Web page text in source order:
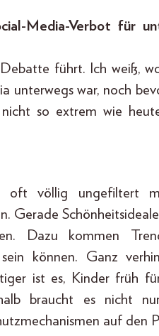
Media-Verbot für
führt. Ich weiß,
unterwegs war, noch
so extrem wie
oft völlig ungefiltert
Gerade
Dazu kommen
können. Ganz
ist es, Kinder früh
braucht es nicht
auf den